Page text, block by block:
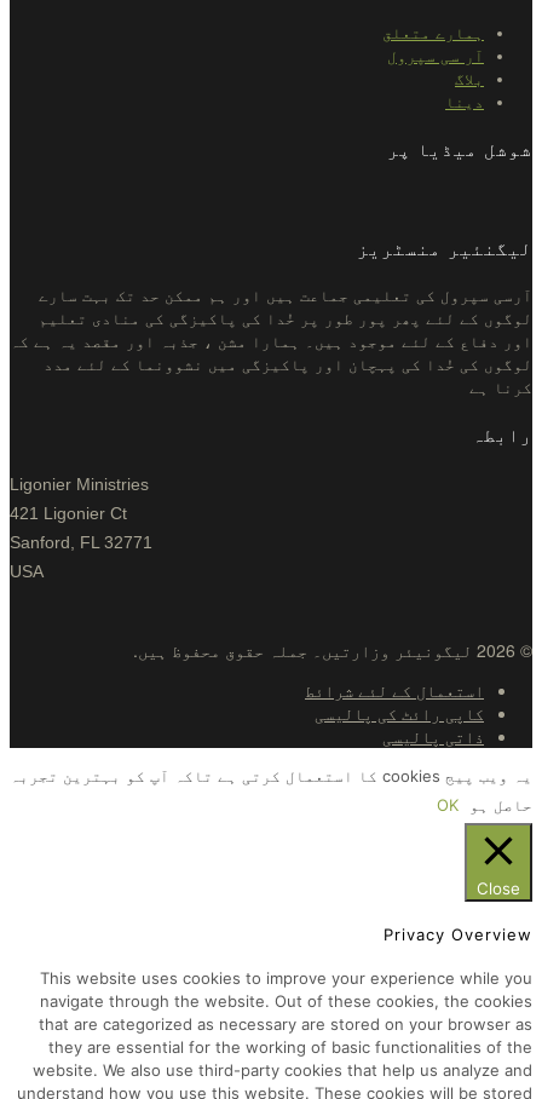
ہمارے متعلق
آر سی سپرول
بلاگ
دینا
شوشل میڈیا پر
لیگنئیر منسٹریز
آرسی سپرول کی تعلیمی جماعت ہیں اور ہم ممکن حد تک بہت سارے
لوگوں کے لئے پھر پور طور پر خُدا کی پاکیزگی کی منادی تعلیم
اور دفاع کے لئے موجود ہیں۔ ہمارا مشن ، جذبہ اور مقصد یہ ہے کہ
لوگوں کی خُدا کی پہچان اور پاکیزگی میں نشوونما کے لئے مدد
کرنا ہے
رابطہ
Ligonier Ministries
421 Ligonier Ct
Sanford, FL 32771
USA
© 2026 لیگونیئر وزارتیں۔ جملہ حقوق محفوظ ہیں.
استعمال کے لئے شرائط
کاپی رائٹ کی پالیسی
ذاتی پالیسی
یہ ویب پیج cookies کا استعمال کرتی ہے تاکہ آپ کو بہترین تجربہ
حاصل ہو
OK
Close
Privacy Overview
This website uses cookies to improve your experience while you
navigate through the website. Out of these cookies, the cookies
that are categorized as necessary are stored on your browser as
they are essential for the working of basic functionalities of the
website. We also use third-party cookies that help us analyze and
understand how you use this website. These cookies will be stored